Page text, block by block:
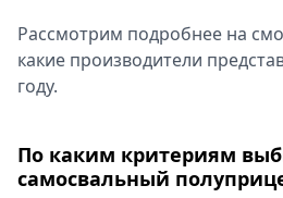
Metro
Стримы
Выборы
2026
Рассмотрим подробнее на
какие производители
году.
По каким критериям
самосвальный